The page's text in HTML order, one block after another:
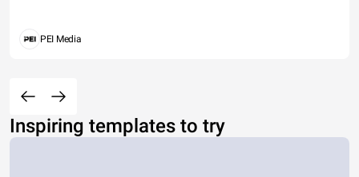
PEI Media
Inspiring templates to try